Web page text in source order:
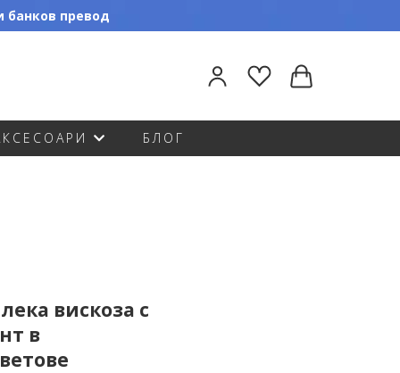
банков превод
БЛОГ
вискоза с
в